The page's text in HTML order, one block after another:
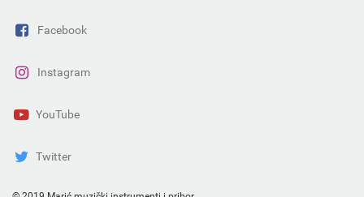
Facebook
Instagram
YouTube
Twitter